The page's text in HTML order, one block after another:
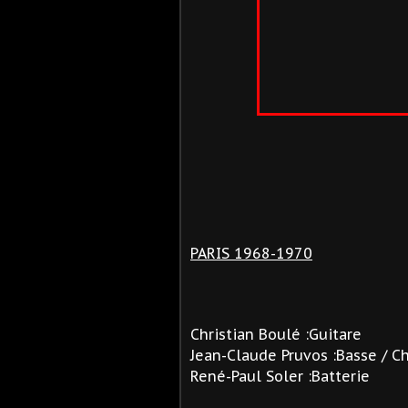
PARIS 1968-1970
Christian Boulé :Guitare
Jean-Claude Pruvos :Basse /
René-Paul Soler :Batterie